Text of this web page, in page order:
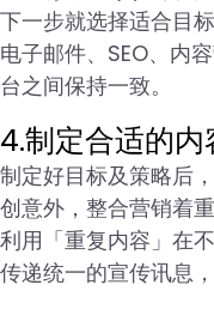
下一步就选择适合目
电子邮件、SEO、内
台之间保持一致。
4.制定合适的内
制定好目标及策略后
创意外，整合营销着
利用「重复内容」在
传递统一的宣传讯息